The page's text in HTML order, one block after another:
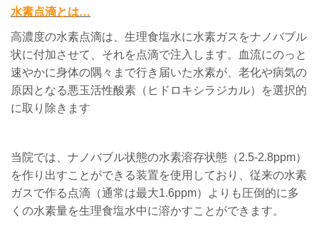
水素点滴とは…
高濃度の水素点滴は、生理食塩水に水素ガスをナノバブル
状に付加させて、それを点滴で注入します。血流にのっと
速やかに身体の隅々まで行き届いた水素が、老化や病気の
原因となる悪玉活性酸素（ヒドロキシラジカル）を選択的
に取り除きます
当院では、ナノバブル状態の水素溶存状態（2.5-2.8ppm）
を作り出すことができる装置を使用しており、従来の水素
ガスで作る点滴（通常は最大1.6ppm）よりも圧倒的に多
くの水素量を生理食塩水中に溶かすことができます。